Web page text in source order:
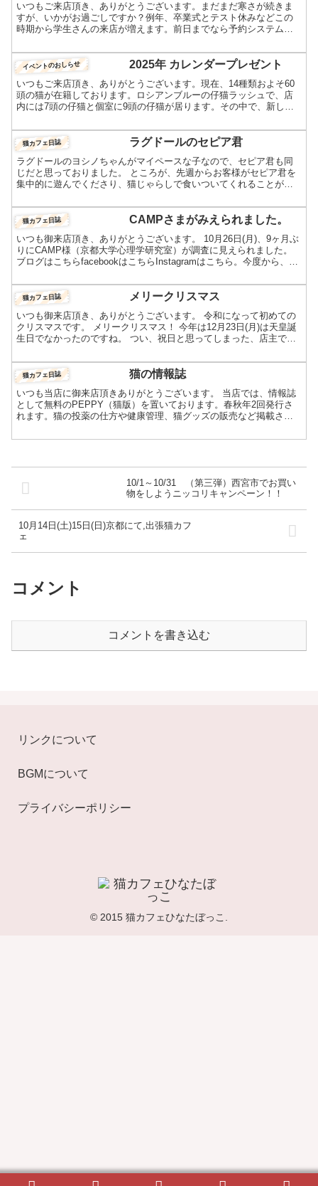
いつもご来店頂き、ありがとうございます。まだまだ寒さが続きま
すが、いかがお過ごしですか？例年、卒業式とテスト休みなどこの
時期から学生さんの来店が増えます。前日までなら予約システム
イベントのおしらせ 2025年 カレンダープレゼント
いつもご来店頂き、ありがとうございます。現在、14種類およそ60
頭の猫が在籍しております。ロシアンブルーの仔猫ラッシュで、店
内には7頭の仔猫と個室に9頭の仔猫が居ります。その中で、新しい
猫カフェ日誌 ラグドールのセピア君
ラグドールのヨシノちゃんがマイペースな子なので、セピア君も同
じだと思っておりました。 ところが、先週からお客様がセピア君を
集中的に遊んでくださり、猫じゃらしで食いついてくれることが判
猫カフェ日誌 CAMPさまがみえられました。
いつも御来店頂き、ありがとうございます。 10月26日(月)、9ヶ月ぶ
りにCAMP様（京都大学心理学研究室）が調査に見えられました。
ブログはこちらfacebookはこちらInstagramはこちら。今度から、
猫カフェ日誌 メリークリスマス
いつも御来店頂き、ありがとうございます。 令和になって初めての
クリスマスです。 メリークリスマス！ 今年は12月23日(月)は天皇誕
生日でなかったのですね。 つい、祝日と思ってしまった、店主で
猫カフェ日誌 猫の情報誌
いつも当店に御来店頂きありがとうございます。 当店では、情報誌
として無料のPEPPY（猫版）を置いております。春秋年2回発行さ
れます。猫の投薬の仕方や健康管理、猫グッズの販売など掲載され
10/1～10/31 （第三弾）西宮市でお買い
物をしようニッコリキャンペーン！！
10月14日(土)15日(日)京都にて,出張猫カフ
ェ
コメント
コメントを書き込む
リンクについて
BGMについて
プライバシーポリシー
© 2015 猫カフェひなたぼっこ.